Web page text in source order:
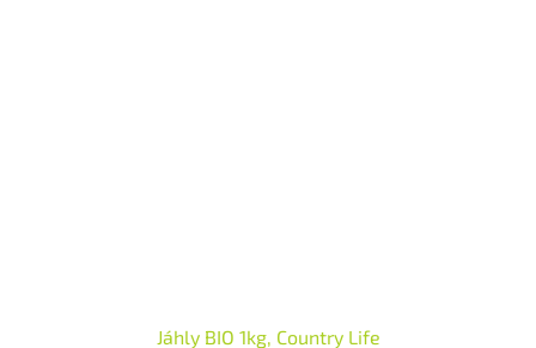
Jáhly BIO 1kg, Country Life